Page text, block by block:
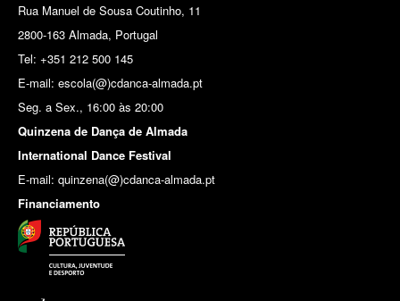
Rua Manuel de Sousa Coutinho, 11
2800-163 Almada, Portugal
Tel: +351 212 500 145
E-mail: escola(@)cdanca-almada.pt
Seg. a Sex., 16:00 às 20:00
Quinzena de Dança de Almada
International Dance Festival
E-mail: quinzena(@)cdanca-almada.pt
Financiamento